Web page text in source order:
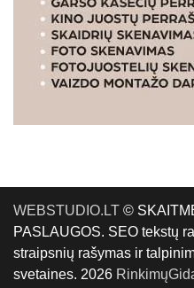
WEBSTUDIO.LT ©
PASLAUGOS. SEO tekstų
straipsnių rašymas ir
svetaines. 2026